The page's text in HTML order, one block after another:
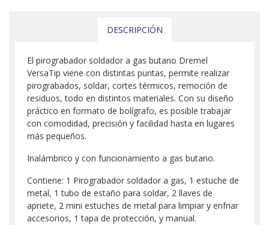
DESCRIPCIÓN
El pirograbador soldador a gas butano Dremel
VersaTip viene con distintas puntas, permite realizar
pirograbados, soldar, cortes térmicos, remoción de
residuos, todo en distintos materiales. Con su diseño
práctico en formato de bolígrafo, es posible trabajar
con comodidad, precisión y facilidad hasta en lugares
más pequeños.
Inalámbrico y con funcionamiento a gas butano.
Contiene: 1 Pirograbador soldador a gas, 1 estuche de
metal, 1 tubo de estaño para soldar, 2 llaves de
apriete, 2 mini estuches de metal para limpiar y enfriar
accesorios, 1 tapa de protección, y manual.